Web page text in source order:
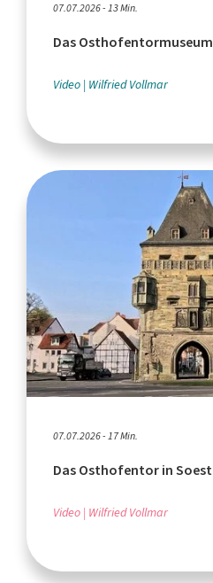
07.07.2026 - 13 Min.
Das Osthofentormuseum
Video Wilfried Vollmar
07.07.2026 - 17 Min.
Das Osthofentor in Soest
Video Wilfried Vollmar